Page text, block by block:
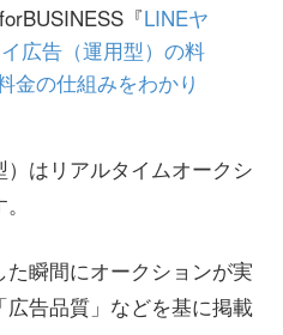
『LINEヤ
広告（運用型）の料
金の仕組みをわかり
はリアルタイムオークシ
瞬間にオークションが実
告品質」などを基に掲載